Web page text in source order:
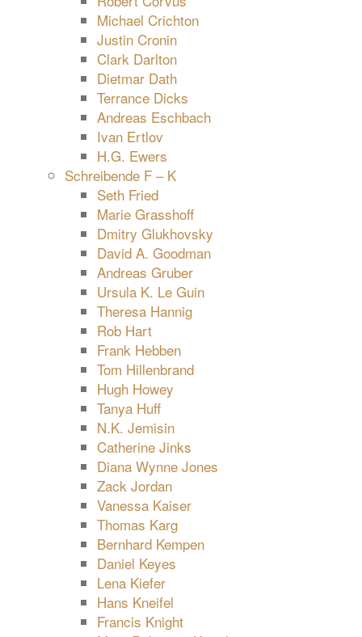
Michael Crichton
Justin Cronin
Clark Darlton
Dietmar Dath
Terrance Dicks
Andreas Eschbach
Ivan Ertlov
H.G. Ewers
Schreibende F – K
Seth Fried
Marie Grasshoff
Dmitry Glukhovsky
David A. Goodman
Andreas Gruber
Ursula K. Le Guin
Theresa Hannig
Rob Hart
Frank Hebben
Tom Hillenbrand
Hugh Howey
Tanya Huff
N.K. Jemisin
Catherine Jinks
Diana Wynne Jones
Zack Jordan
Vanessa Kaiser
Thomas Karg
Bernhard Kempen
Daniel Keyes
Lena Kiefer
Hans Kneifel
Francis Knight